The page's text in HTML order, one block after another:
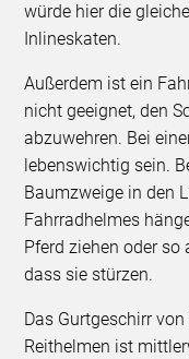
würde hier die
Inlineskaten.
Außerdem ist ein
nicht geeignet, den
abzuwehren. Bei
lebenswichtig sein.
Baumzweige in den
Fahrradhelmes
Pferd ziehen oder
dass sie stürzen.
Das Gurtgeschirr
Reithelmen ist